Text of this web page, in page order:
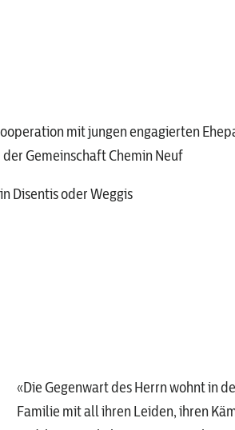
mit jungen engagierten
Gemeinschaft Chemin Neuf
Disentis oder Weggis
«Die Gegenwart des Herrn wohnt in
Familie mit all ihren Leiden, ihren